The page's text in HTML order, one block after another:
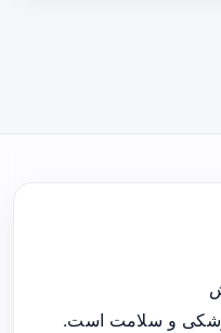
و سلامت است.